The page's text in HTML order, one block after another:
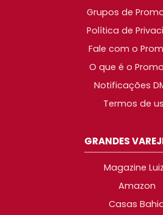
Grupos de
Política de
Fale com o
O que é o
Notificações
Termos de
GRANDES
Magazine
Amazon
Casas